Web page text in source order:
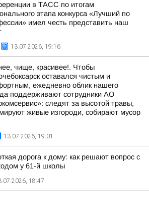
в ТАСС по итогам
этапа конкурса «Лучший по
имел честь представить наш
13.07.2026, 19:16
чище, красивее!. Чтобы
оставался чистым и
ежедневно облик нашего
поддерживают сотрудники АО
следят за высотой травы,
живые изгороди, собирают мусор
13.07.2026, 19:01
дорога к дому: как решают вопрос с
у 61-й школы
18:47